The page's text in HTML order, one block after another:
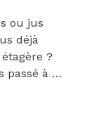
ou jus
déjà
?
passé à …